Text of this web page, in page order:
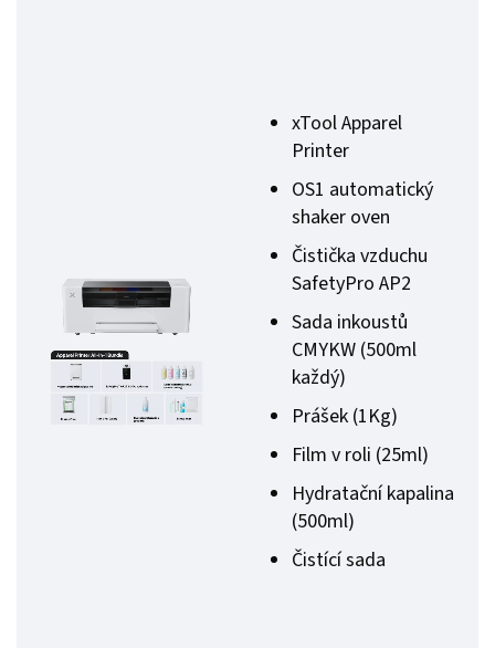
xTool Apparel
Printer
OS1 automatický
shaker oven
Čistička vzduchu
SafetyPro AP2
Sada inkoustů
CMYKW (500ml
každý)
Prášek (1Kg)
Film v roli (25ml)
Hydratační kapalina
(500ml)
Čistící sada